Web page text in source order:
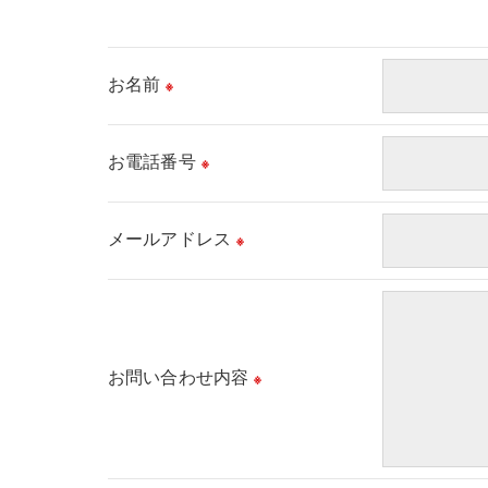
当事務所では、利用目的の達成に必要な範
これらの委託先に対しては個人情報保護契約
＜個人情報の安全管理＞
＜個人情報を与えなかった場合に生じる結果＞
必要な情報を頂けない場合は、それに対応
ご本人である事を確認のうえ、対応させて頂
お名前 ※
お電話番号 ※
メールアドレス ※
お問い合わせ内容 ※